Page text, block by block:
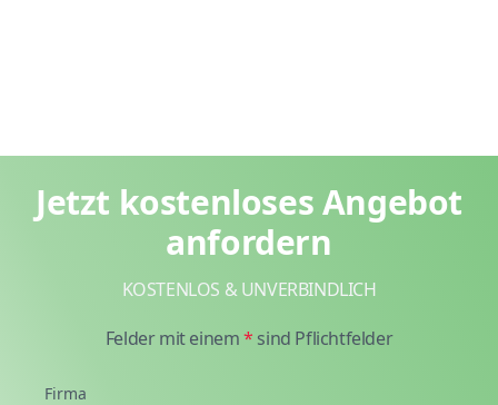
Jetzt kostenloses Angebot
anfordern
KOSTENLOS & UNVERBINDLICH
Felder mit einem* sind Pflichtfelder
Firma